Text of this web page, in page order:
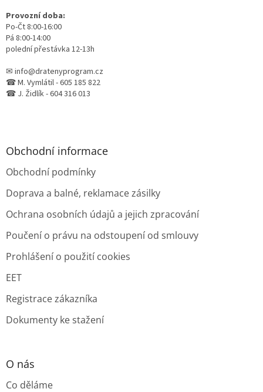
Provozní doba:
Po-Čt 8:00-16:00
Pá 8:00-14:00
polední přestávka 12-13h
✉ info@dratenyprogram.cz
☎ M. Vymlátil - 605 185 822
☎ J. Židlík - 604 316 013
Obchodní informace
Obchodní podmínky
Doprava a balné, reklamace zásilky
Ochrana osobních údajů a jejich zpracování
Poučení o právu na odstoupení od smlouvy
Prohlášení o použití cookies
EET
Registrace zákazníka
Dokumenty ke stažení
O nás
Co děláme